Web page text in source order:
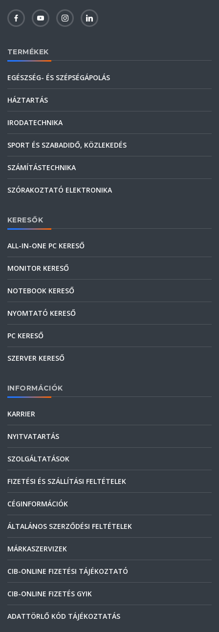
TERMÉKEK
EGÉSZSÉG- ÉS SZÉPSÉGÁPOLÁS
HÁZTARTÁS
IRODATECHNIKA
SPORT ÉS SZABADIDŐ, KÖZLEKEDÉS
SZÁMÍTÁSTECHNIKA
SZÓRAKOZTATÓ ELEKTRONIKA
KERESŐK
ALL-IN-ONE PC KERESŐ
MONITOR KERESŐ
NOTEBOOK KERESŐ
NYOMTATÓ KERESŐ
PC KERESŐ
SZERVER KERESŐ
INFORMÁCIÓK
KARRIER
NYITVATARTÁS
SZOLGÁLTATÁSOK
FIZETÉSI ÉS SZÁLLÍTÁSI FELTÉTELEK
CÉGINFORMÁCIÓK
ÁLTALÁNOS SZERZŐDÉSI FELTÉTELEK
MÁRKASZERVIZEK
CIB-ONLINE FIZETÉSI TÁJÉKOZTATÓ
CIB-ONLINE FIZETÉS GYIK
ADATTÖRLŐ KÓD TÁJÉKOZTATÁS